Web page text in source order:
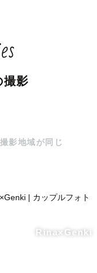
撮影
撮影地域が同じ
Rina×Genki